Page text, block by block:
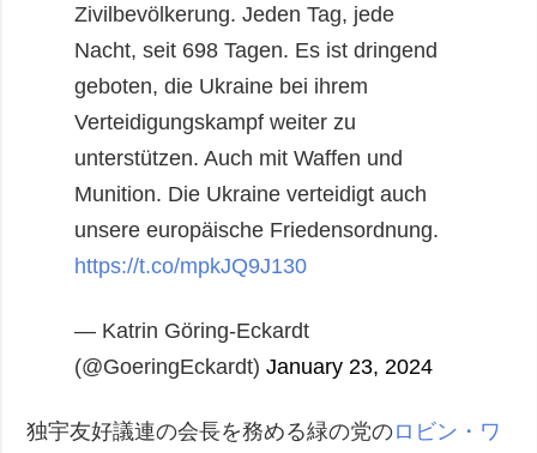
Zivilbevölkerung. Jeden Tag, jede
Nacht, seit 698 Tagen. Es ist dringend
geboten, die Ukraine bei ihrem
Verteidigungskampf weiter zu
unterstützen. Auch mit Waffen und
Munition. Die Ukraine verteidigt auch
unsere europäische Friedensordnung.
https://t.co/mpkJQ9J130
— Katrin Göring-Eckardt
(@GoeringEckardt)January 23, 2024
独宇友好議連の会長を務める緑の党のロビン・ワ